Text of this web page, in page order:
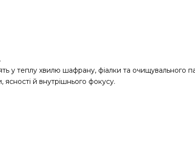
у теплу хвилю шафрану, фіалки та очищувального
й внутрішнього фокусу.